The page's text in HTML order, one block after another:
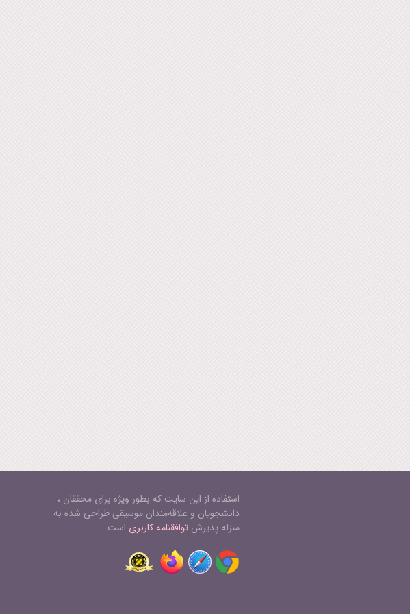
استفاده از این سایت که بطور ویژه برای محققان ،
دانشجویان و علاقه‌مندان موسیقی طراحی شده به
منزله پذیرشتوافقنامه کاربری است.